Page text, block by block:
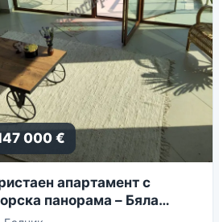
000 €
апартамент с
панорама – Бяла
комплекс Golf Coast